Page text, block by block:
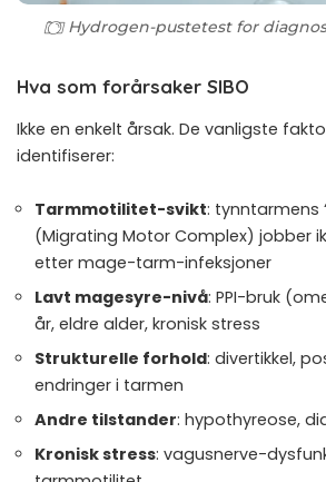
Hydrogen-pustetest for
Hva som forårsaker SIBO
Ikke en enkelt årsak. De vanligste
identifiserer:
Tarmmotilitet-svikt: tynntarmens
(Migrating Motor Complex) jobber
etter mage-tarm-infeksjoner
Lavt magesyre-nivå: PPI-bruk
år, eldre alder, kronisk stress
Strukturelle forhold: divertikkel,
endringer i tarmen
Andre tilstander: hypothyreose,
Kronisk stress: vagusnerve-